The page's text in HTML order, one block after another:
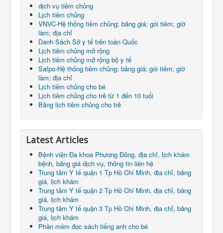
dịch vụ tiêm chủng
Lịch tiêm chủng
VNVC-Hệ thống tiêm chủng; bảng giá; gói tiêm; giờ
làm; địa chỉ
Danh Sách Sở y tế trên toàn Quốc
Lịch tiêm chủng mở rộng
Lịch tiêm chủng mở rộng bộ y tế
Safpo-Hệ thống tiêm chủng; bảng giá; gói tiêm; giờ
làm; địa chỉ
Lịch tiêm chủng cho bé
Lịch tiêm chủng cho trẻ từ 1 đến 10 tuổi
Bảng lịch tiêm chủng cho trẻ
Latest Articles
Bệnh viện Đa khoa Phương Đông, địa chỉ, lịch khám
bệnh, bảng giá dịch vụ, thông tin liên hệ
Trung tâm Y tế quận 1 Tp Hồ Chí Minh, địa chỉ, bảng
giá, lịch khám
Trung tâm Y tế quận 2 Tp Hồ Chí Minh, địa chỉ, bảng
giá, lịch khám
Trung tâm Y tế quận 3 Tp Hồ Chí Minh, địa chỉ, bảng
giá, lịch khám
Phần mềm đọc sách tiếng anh cho bé